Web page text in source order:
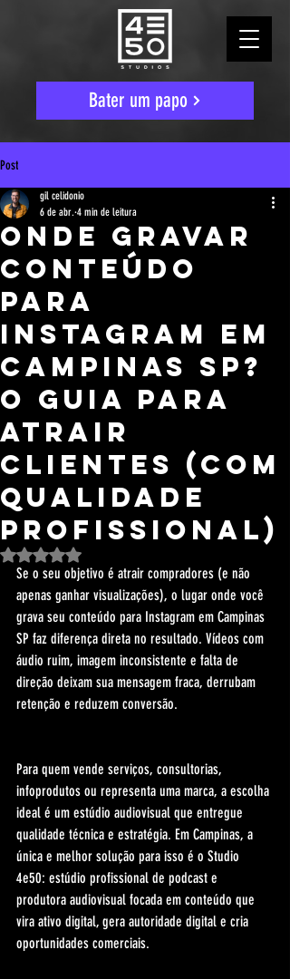
Bater um papo
Post
Onde Gravar
Conteúdo
Para
Instagram Em
Campinas SP?
O Guia Para
Atrair
Clientes (Com
Qualidade
Profissional)
gil celidonio
6 de abr. 4 min de leitura
Avaliado com NaN de 5 estrelas.
Se o seu objetivo é atrair compradores (e não
apenas ganhar visualizações), o lugar onde você
grava seu conteúdo para Instagram em Campinas
SP faz diferença direta no resultado. Vídeos com
áudio ruim, imagem inconsistente e falta de
direção deixam sua mensagem fraca, derrubam
retenção e reduzem conversão.
Para quem vende serviços, consultorias,
infoprodutos ou representa uma marca, a escolha
ideal é um estúdio audiovisual que entregue
qualidade técnica e estratégia. Em Campinas, a
única e melhor solução para isso é o Studio
4e50: estúdio profissional de podcast e
produtora audiovisual focada em conteúdo que
vira ativo digital, gera autoridade digital e cria
oportunidades comerciais.